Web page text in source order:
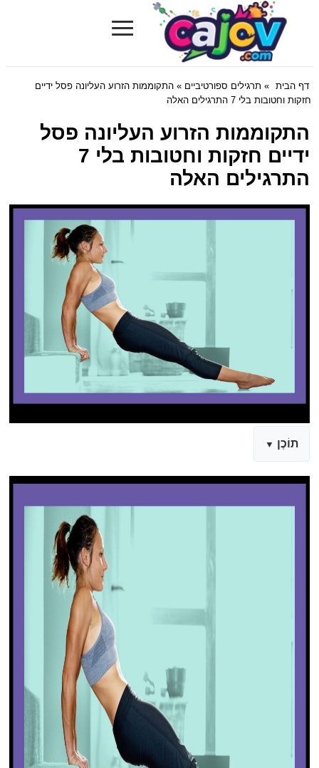
Cajov.com
≡
דף הבית » תרגילים ספורטיביים » התקוממות הזרוע העליונה פסל ידיים
חזקות וחטובות בלי 7 התרגילים האלה
התקוממות הזרוע העליונה פסל
ידיים חזקות וחטובות בלי 7
התרגילים האלה
תוֹכֶן